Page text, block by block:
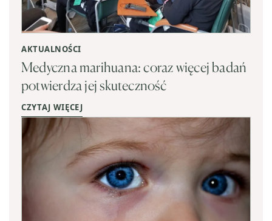
AKTUALNOŚCI
Medyczna marihuana: coraz więcej badań
potwierdza jej skuteczność
CZYTAJ WIĘCEJ